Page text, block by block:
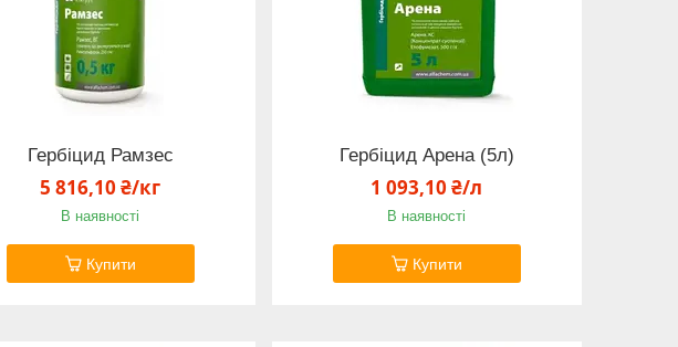
Гербіцид Рамзес
5 816,10 ₴/кг
В наявності
Купити
Гербіцид Арена (5л)
1 093,10 ₴/л
В наявності
Купити